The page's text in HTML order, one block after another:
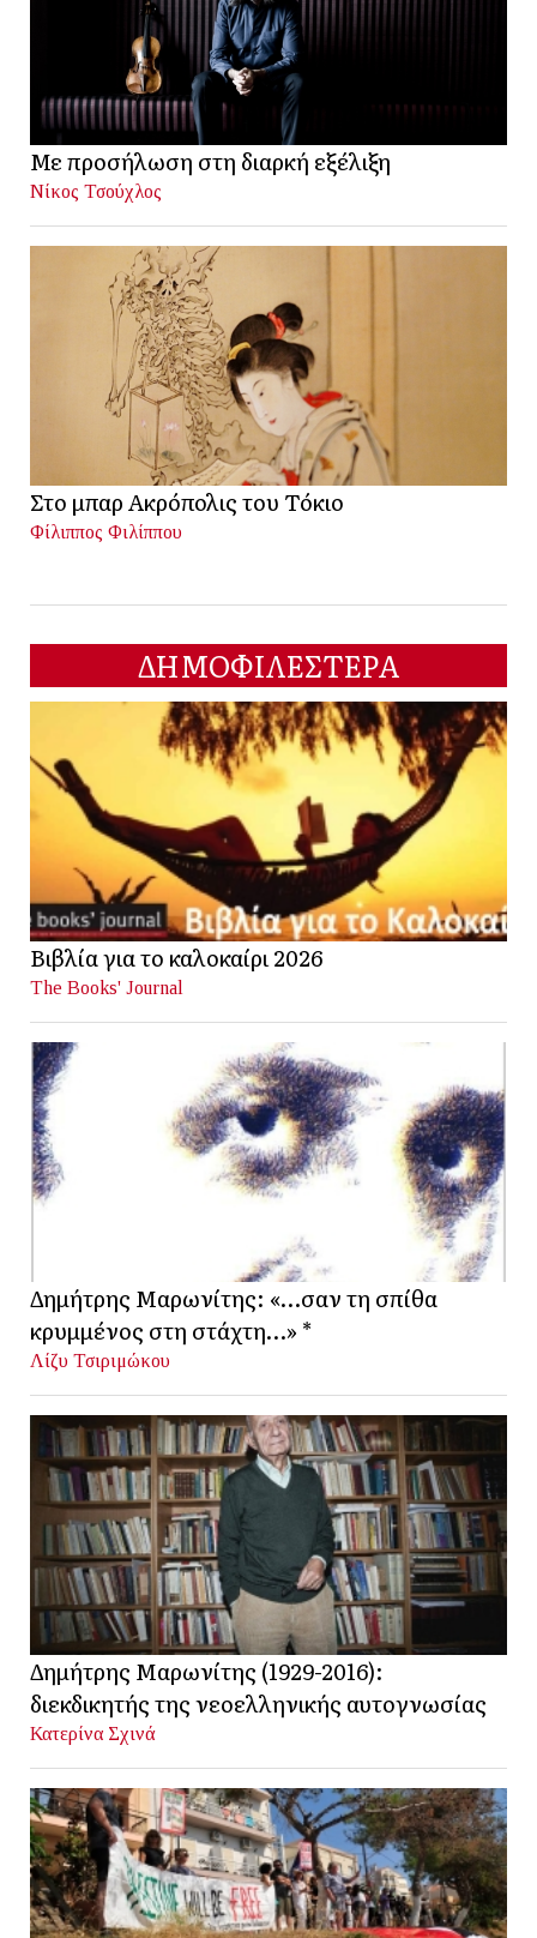
Με προσήλωση στη διαρκή εξέλιξη
Νίκος Τσούχλος
Στο μπαρ Ακρόπολις του Τόκιο
Φίλιππος Φιλίππου
ΔΗΜΟΦΙΛΕΣΤΕΡΑ
Βιβλία για το καλοκαίρι 2026
The Books' Journal
Δημήτρης Μαρωνίτης: «…σαν τη σπίθα
κρυμμένος στη στάχτη…» *
Λίζυ Τσιριμώκου
Δημήτρης Μαρωνίτης (1929-2016):
διεκδικητής της νεοελληνικής αυτογνωσίας
Κατερίνα Σχινά